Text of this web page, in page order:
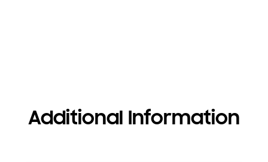
Additional Information